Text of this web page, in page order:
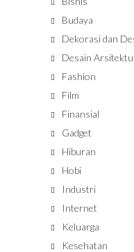
Budaya
Dekorasi dan
Desain
Fashion
Film
Finansial
Gadget
Hiburan
Hobi
Industri
Internet
Keluarga
Kesehatan